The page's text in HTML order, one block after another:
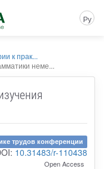
Ру
к прак...
неме...
трудов конференции
10.31483/r-110438
Open Access